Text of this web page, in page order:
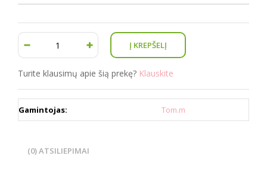
Turite klausimų apie šią prekę? Klauskite
Gamintojas: Tom.m
(0) ATSILIEPIMAI